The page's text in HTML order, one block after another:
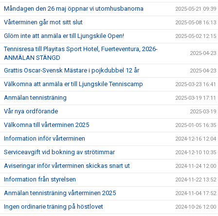
Måndagen den 26 maj öppnar vi utomhusbanorna 2025-05-21 09:39
Vårterminen går mot sitt slut 2025-05-08 16:13
Glöm inte att anmäla er till Ljungskile Open! 2025-05-02 12:15
Tennisresa till Playitas Sport Hotel, Fuerteventura, 2026-
ANMÄLAN STÄNGD
2025-04-23
Grattis Oscar-Svensk Mästare i pojkdubbel 12 år 2025-04-23
Välkomna att anmäla er till Ljungskile Tenniscamp 2025-03-23 16:41
Anmälan tennisträning 2025-03-19 17:11
Vår nya ordförande 2025-03-19
Välkomna till vårterminen 2025 2025-01-05 16:35
Information inför vårterminen 2024-12-16 12:04
Serviceavgift vid bokning av strötimmar 2024-12-10 10:35
Aviseringar inför vårterminen skickas snart ut 2024-11-24 12:00
Information från styrelsen 2024-11-22 13:52
Anmälan tennisträning vårterminen 2025 2024-11-04 17:52
Ingen ordinarie träning på höstlovet 2024-10-26 12:00